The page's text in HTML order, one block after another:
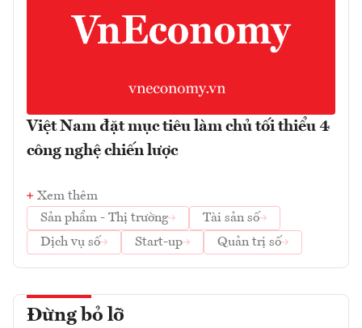
Việt Nam đặt mục tiêu làm chủ tối thiểu 4
công nghệ chiến lược
Xem thêm
Sản phẩm - Thị trường
Tài sản số
Dịch vụ số
Start-up Quản trị số
Đừng bỏ lỡ